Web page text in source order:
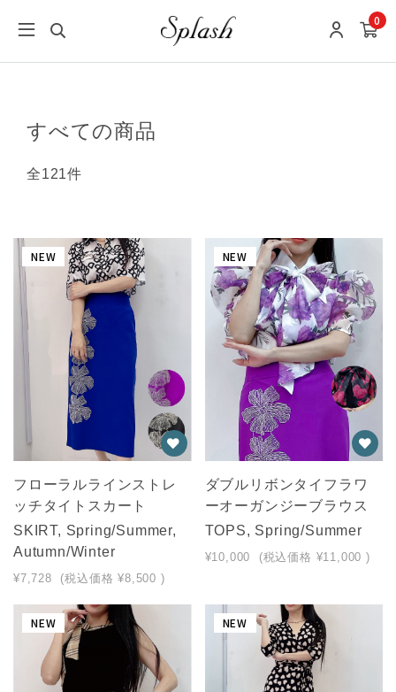
0
すべての商品
全121件
NEW
フローラルラインストレ
ッチタイトスカート
SKIRT, Spring/Summer,
Autumn/Winter
¥7,728 (税込価格 ¥8,500 )
NEW
ダブルリボンタイフラワ
ーオーガンジーブラウス
TOPS, Spring/Summer
¥10,000 (税込価格 ¥11,000 )
NEW NEW